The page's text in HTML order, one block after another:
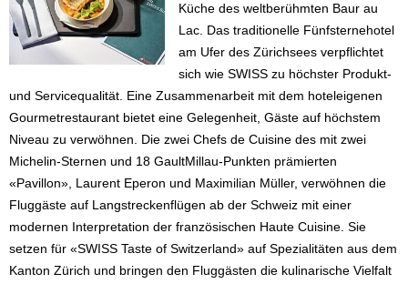
Küche des weltberühmten Baur au
Lac. Das traditionelle Fünfsternehotel
am Ufer des Zürichsees verpflichtet
sich wie SWISS zu höchster Produkt-
und Servicequalität. Eine Zusammenarbeit mit dem hoteleigenen
Gourmetrestaurant bietet eine Gelegenheit, Gäste auf höchstem
Niveau zu verwöhnen. Die zwei Chefs de Cuisine des mit zwei
Michelin-Sternen und 18 GaultMillau-Punkten prämierten
«Pavillon», Laurent Eperon und Maximilian Müller, verwöhnen die
Fluggäste auf Langstreckenflügen ab der Schweiz mit einer
modernen Interpretation der französischen Haute Cuisine. Sie
setzen für «SWISS Taste of Switzerland» auf Spezialitäten aus dem
Kanton Zürich und bringen den Fluggästen die kulinarische Vielfalt